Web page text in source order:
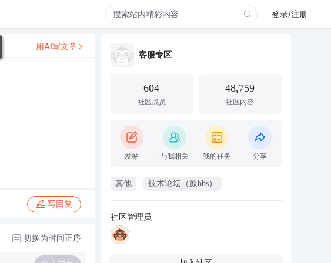
登录/注册
写回复
用AI写文章
切换为时间正序
客服专区
604
社区成员
48,759
社区内容
发帖 与我相关 我的任务 分享
其他 技术论坛（原bbs）
社区管理员